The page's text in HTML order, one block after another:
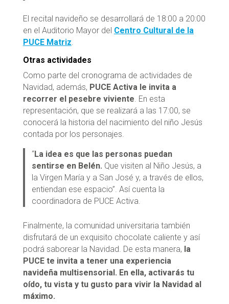
El recital navideño se desarrollará de 18:00 a 20:00
en el Auditorio Mayor del Centro Cultural de la
PUCE Matriz.
Otras actividades
Como parte del cronograma de actividades de
Navidad, además, PUCE Activa le invita a
recorrer el pesebre viviente. En esta
representación, que se realizará a las 17:00, se
conocerá la historia del nacimiento del niño Jesús
contada por los personajes.
“La idea es que las personas puedan
sentirse en Belén. Que visiten al Niño Jesús, a
la Virgen María y a San José y, a través de ellos,
entiendan ese espacio”. Así cuenta la
coordinadora de PUCE Activa.
Finalmente, la comunidad universitaria también
disfrutará de un exquisito chocolate caliente y así
podrá saborear la Navidad. De esta manera, la
PUCE te invita a tener una experiencia
navideña multisensorial. En ella, activarás tu
oído, tu vista y tu gusto para vivir la Navidad al
máximo.